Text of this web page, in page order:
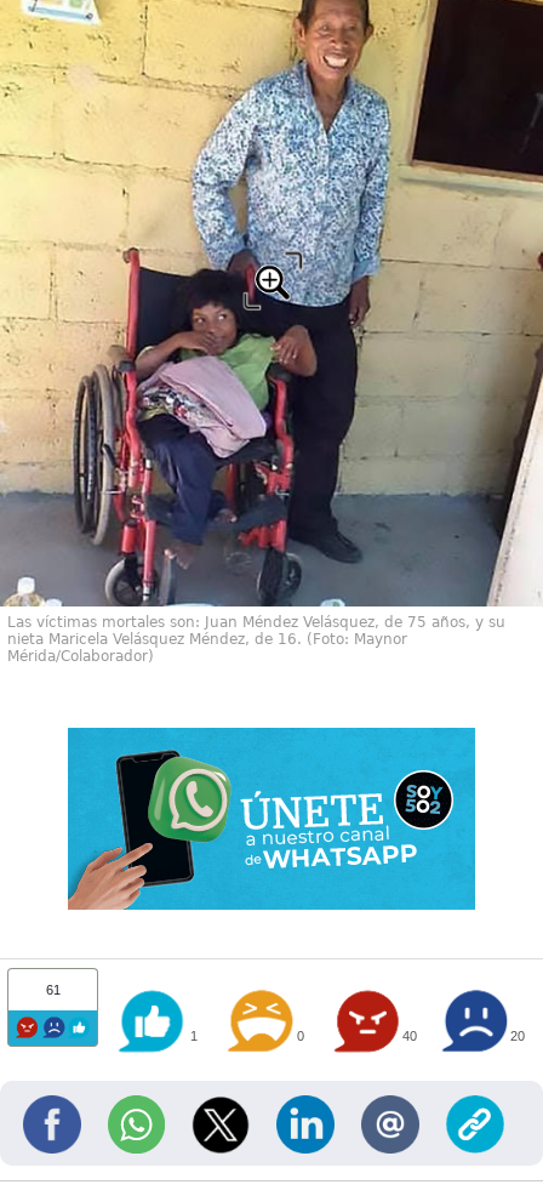
Las víctimas mortales son: Juan Méndez Velásquez, de 75 años, y su
nieta Maricela Velásquez Méndez, de 16. (Foto: Maynor
Mérida/Colaborador)
61
1 0 40 20